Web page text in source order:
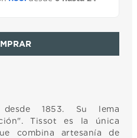
1853. Su lema
Tissot es la única
combina artesanía de